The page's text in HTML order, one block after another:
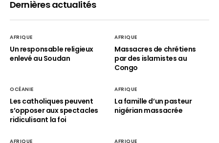
Dernières actualités
AFRIQUE
Un responsable religieux
enlevé au Soudan
AFRIQUE
Massacres de chrétiens
par des islamistes au
Congo
OCÉANIE
Les catholiques peuvent
s’opposer aux spectacles
ridiculisant la foi
AFRIQUE
La famille d’un pasteur
nigérian massacrée
AFRIQUE AFRIQUE